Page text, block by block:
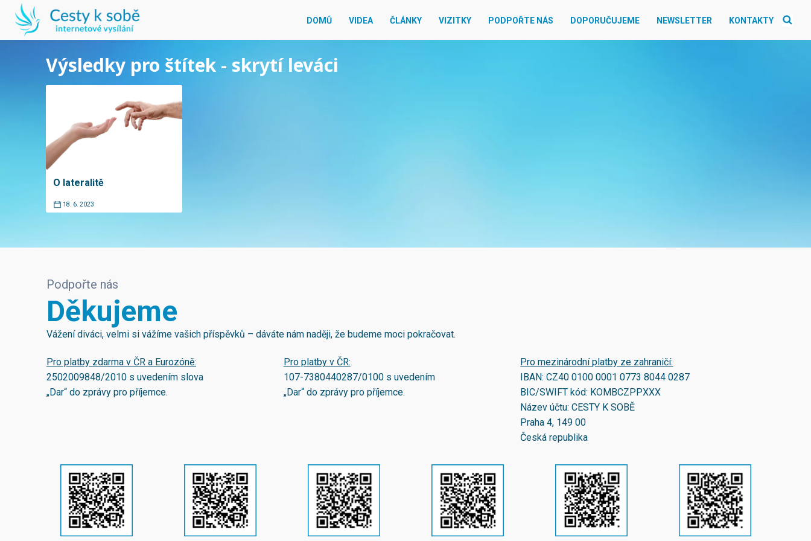
DOMŮ VIDEA ČLÁNKY VIZITKY PODPOŘTE NÁS DOPORUČUJEME NEWSLETTER KONTAKTY
Výsledky pro štítek - skrytí leváci
O lateralitě
18. 6. 2023
Podpořte nás
Děkujeme
Vážení diváci, velmi si vážíme vašich příspěvků – dáváte nám naději, že budeme moci pokračovat.
Pro platby zdarma v ČR a Eurozóně:
2502009848/2010 s uvedením slova
„Dar“ do zprávy pro příjemce.
Pro platby v ČR:
107-7380440287/0100s uvedením
„Dar“ do zprávy pro příjemce.
Pro mezinárodní platby ze zahraničí:
IBAN:CZ40 0100 0001 0773 8044 0287
BIC/SWIFT kód: KOMBCZPPXXX
Název účtu: CESTY K SOBĚ
Praha 4, 149 00
Česká republika